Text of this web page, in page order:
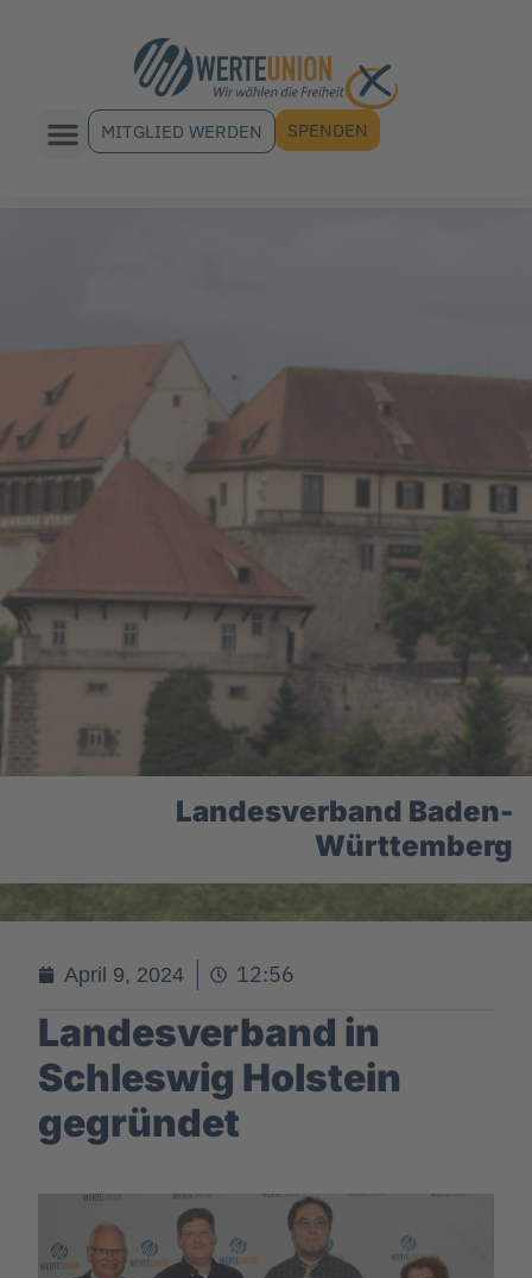
MITGLIED WERDEN SPENDEN
Landesverband Baden-
Württemberg
April 9, 2024 12:56
Landesverband in
Schleswig Holstein
gegründet